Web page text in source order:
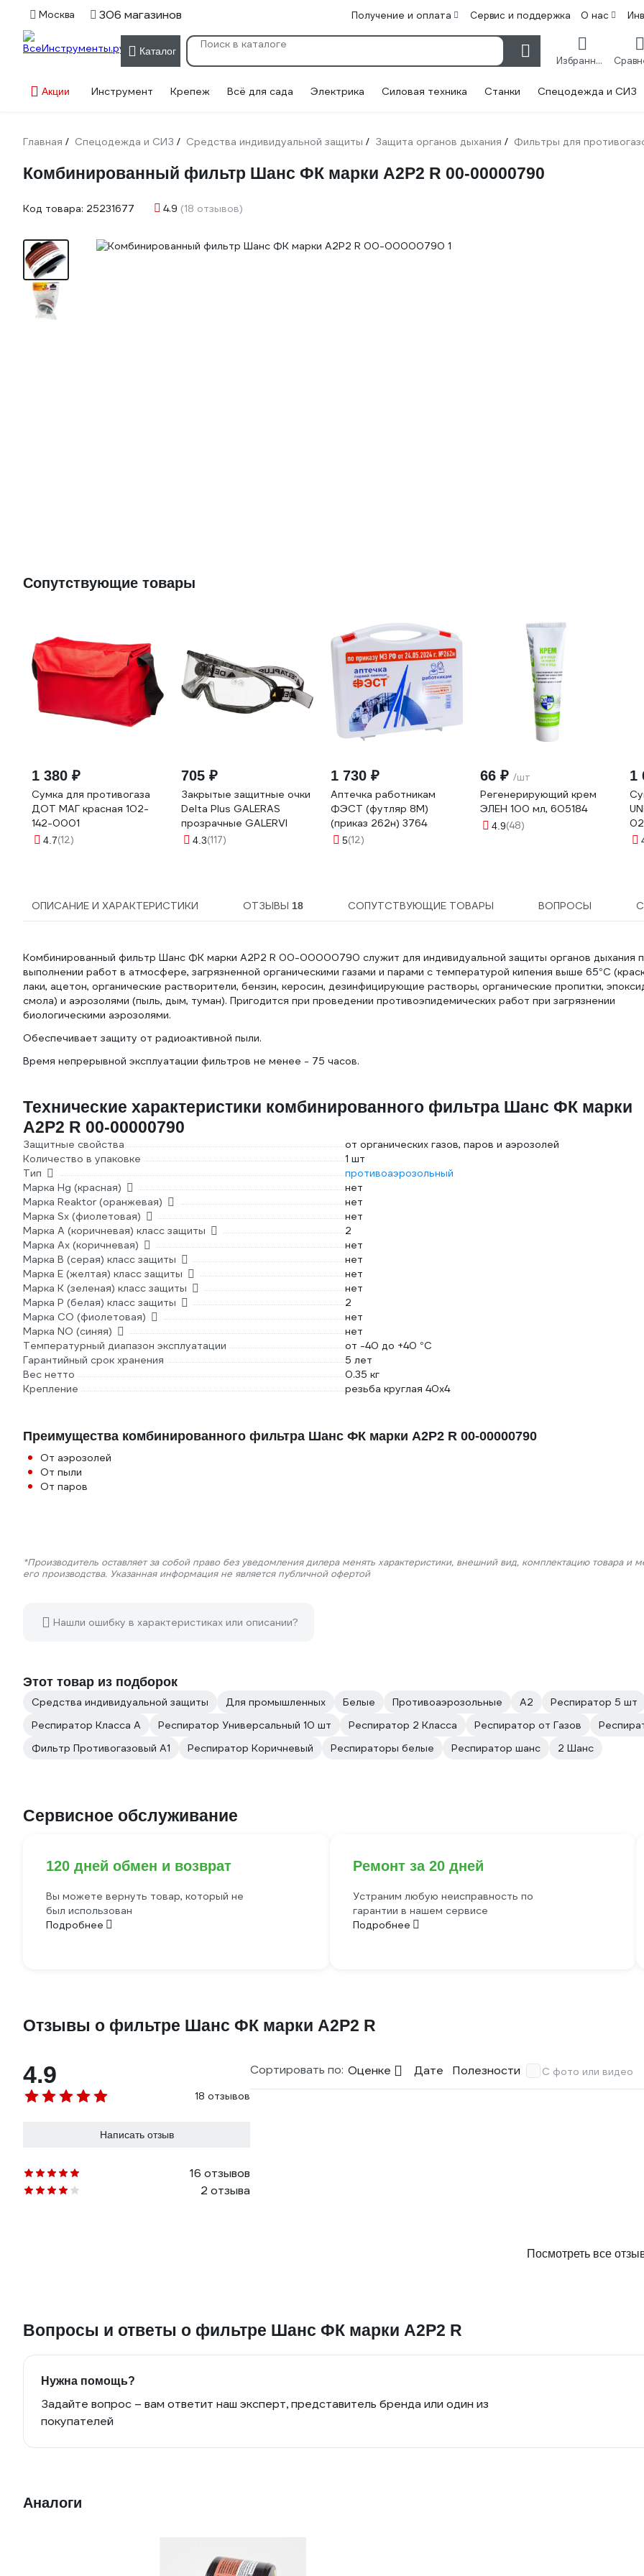
Москва 306 магазинов Получение и оплата Сервис и поддержка О нас
Каталог
Избранное
Акции Инструмент Крепеж Всё для сада Электрика Силовая техника Станки Спецодежда и СИЗ
Главная / Спецодежда и СИЗ / Средства индивидуальной защиты / Защита органов дыхания / Фильтры для
Комбинированный фильтр Шанс ФК марки А2Р2 R 00-00000790
Код товара: 25231677 4.9 (18 отзывов)
Сопутствующие товары
1 380 ₽
Сумка для противогаза
ДОТ МАГ красная 102-
142-0001
4.7(12)
705 ₽
Закрытые защитные очки
Delta Plus GALERAS
прозрачные GALERVI
4.3(117)
1 730 ₽
Аптечка работникам
ФЭСТ (футляр 8М)
(приказ 262н) 3764
5(12)
66 ₽ /шт
Регенерирующий крем
ЭЛЕН 100 мл, 605184
4.9(48)
1
ОПИСАНИЕ И ХАРАКТЕРИСТИКИ ОТЗЫВЫ 18 СОПУТСТВУЮЩИЕ ТОВАРЫ ВОПРОСЫ
Комбинированный фильтр Шанс ФК марки А2Р2 R 00-00000790 служит для индивидуальной защиты органов дыхания
выполнении работ в атмосфере, загрязненной органическими газами и парами с температурой кипения выше 65°С
лаки, ацетон, органические растворители, бензин, керосин, дезинфицирующие растворы, органические пропитки,
смола) и аэрозолями (пыль, дым, туман). Пригодится при проведении противоэпидемических работ при загрязнении
биологическими аэрозолями.
Обеспечивает защиту от радиоактивной пыли.
Время непрерывной эксплуатации фильтров не менее - 75 часов.
Технические характеристики комбинированного фильтра Шанс ФК марки
А2Р2 R 00-00000790
Защитные свойства
от органических газов, паров и аэрозолей
Количество в упаковке
1 шт
Тип
противоаэрозольный
Марка Hg (красная)
нет
Марка Reaktor (оранжевая)
нет
Марка Sx (фиолетовая)
нет
Марка А (коричневая) класс защиты
2
Марка Ах (коричневая)
нет
Марка В (серая) класс защиты
нет
Марка Е (желтая) класс защиты
нет
Марка К (зеленая) класс защиты
нет
Марка Р (белая) класс защиты
2
Марка СО (фиолетовая)
нет
Марка NO (синяя)
нет
Температурный диапазон эксплуатации
от -40 до +40 °С
Гарантийный срок хранения
5 лет
Вес нетто
0.35 кг
Крепление
резьба круглая 40х4
Преимущества комбинированного фильтра Шанс ФК марки А2Р2 R 00-00000790
От аэрозолей
От пыли
От паров
*Производитель оставляет за собой право без уведомления дилера менять характеристики, внешний вид, комплектацию товара и
его производства. Указанная информация не является публичной офертой
Нашли ошибку в характеристиках или описании?
Этот товар из подборок
Средства индивидуальной защиты Для промышленных Белые Противоаэрозольные А2
Респиратор 5 шт
Респиратор Класса А
Респиратор Универсальный 10 шт Респиратор 2 Класса Респиратор от Газов
Фильтр Противогазовый А1
Респиратор Коричневый Респираторы белые Респиратор шанс 2 Шанс
Сервисное обслуживание
120 дней обмен и возврат
Вы можете вернуть товар, который не
был использован
Подробнее
Ремонт за 20 дней
Устраним любую неисправность по
гарантии в нашем сервисе
Подробнее
Отзывы о фильтре Шанс ФК марки А2Р2 R
4.9
18 отзывов
Написать отзыв
16 отзывов
2 отзыва
Сортировать по: Оценке Дате Полезности С фото или видео
Посмотреть все
Вопросы и ответы о фильтре Шанс ФК марки А2Р2 R
Нужна помощь?
Задайте вопрос – вам ответит наш эксперт, представитель бренда или один из
покупателей
Аналоги